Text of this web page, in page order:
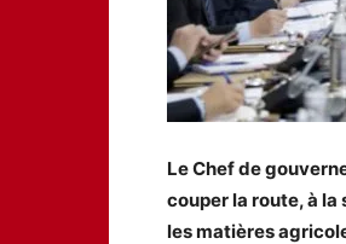
Le Chef de
couper la route, à
les matières